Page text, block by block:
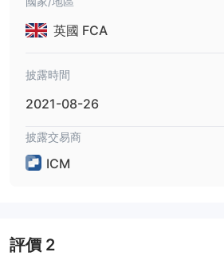
英國 FCA
披露時間
2021-08-26
披露交易商
ICM
評價 2